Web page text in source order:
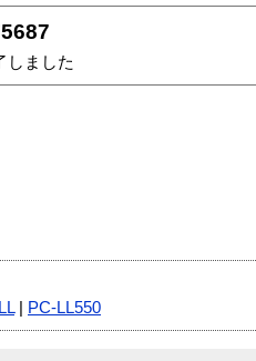
しました
| PC-LL550